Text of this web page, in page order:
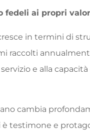
fedeli ai propri
in termini di
raccolti
e alla
cambia
è testimone e